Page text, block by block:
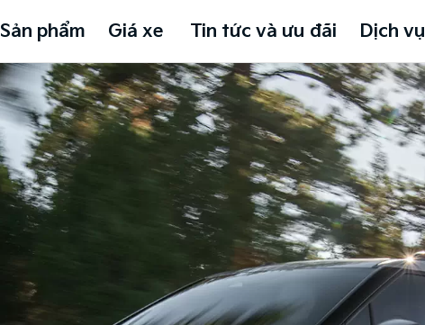
Sản phẩm Giá xe Tin tức và ưu đãi Dịch vụ